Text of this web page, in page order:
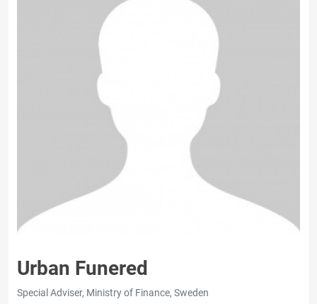
Urban Funered
Special Adviser, Ministry of Finance, Sweden